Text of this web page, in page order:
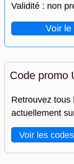
Validité : non
Voir
Code promo
Retrouvez tous
actuellement
Voir les